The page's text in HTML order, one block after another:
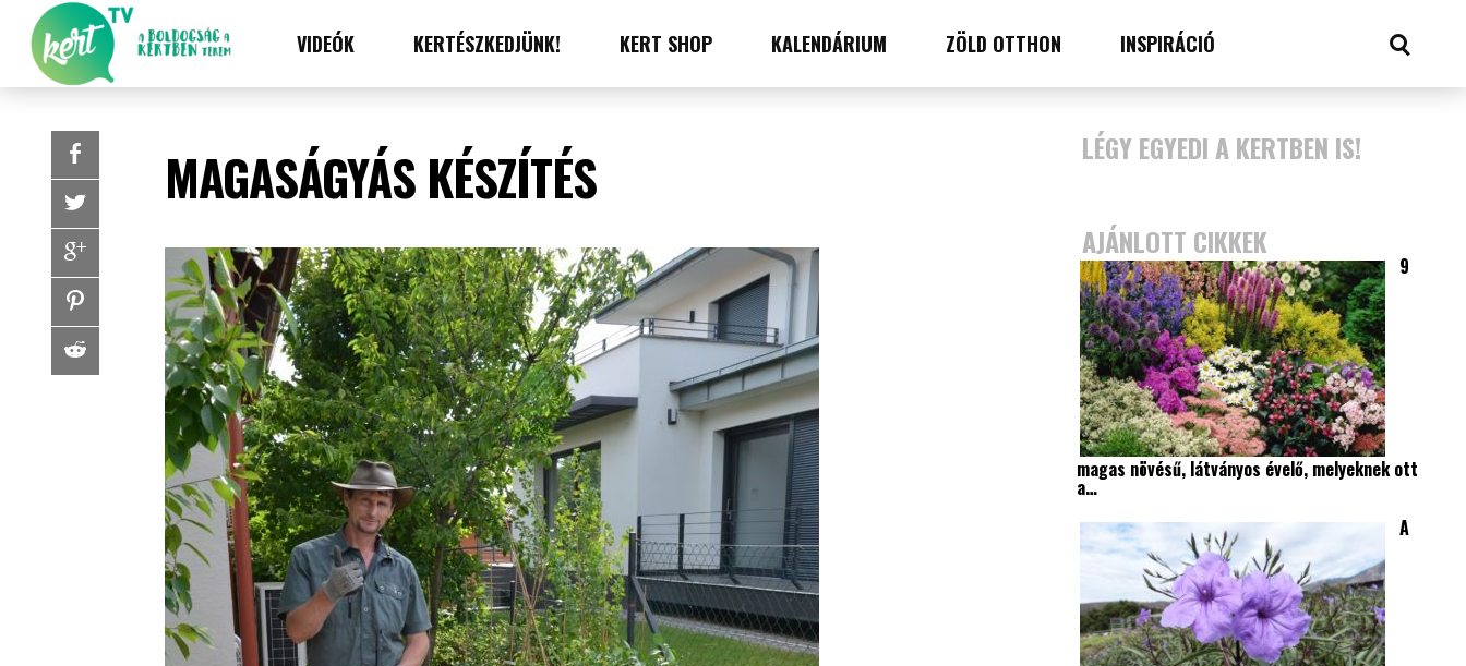
VIDEÓK KERTÉSZKEDJÜNK! KERT SHOP KALENDÁRIUM ZÖLD OTTHON INSPIRÁCIÓ
MAGASÁGYÁS KÉSZÍTÉS LÉGY EGYEDI A KERTBEN IS!
AJÁNLOTT CIKKEK
9
magas növésű, látványos évelő, melyeknek ott
a…
A